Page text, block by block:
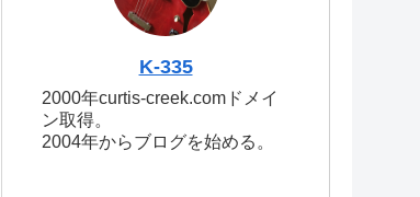
K-335
2000年curtis-creek.comドメイ
ン取得。
2004年からブログを始める。